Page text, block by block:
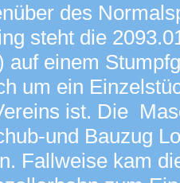
des
steht die
auf einem
um ein
ist. Die
und Bauzug
Fallweise kam